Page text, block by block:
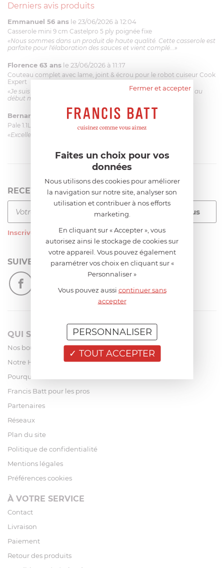
Derniers avis produits
Emmanuel 56 ans le 23/06/2026 à 12:04
Casserole mini 9 cm Castelpro 5 ply poignée fixe
«Nous sommes dans un produit de haute qualité. Cette casserole est
parfaite pour l'élaboration des sauces et vient complé...»
Florence 63 ans le 23/06/2026 à 11:17
Couteau complet avec lame, joint & écrou pour le robot cuiseur Cook
Expert
«Je suis satisfaite du couteau Magimix. L'écrou est un peu dur au
début mais ça le fait. La livraison a été très rapide. ...»
Bernard le 23/06/2026 à 09:43
Pale 1.1L pour Glacier Magimix 11031/121/123/124
«Excellent: produit et livraison»
RECEVEZ LA NEWSLETTER
Inscrivez-vous à notre newsletter
SUIVEZ-NOUS
QUI SOMMES-NOUS?
Nos boutiques
Notre Histoire
Pourquoi acheter chez Francis Batt ?
Francis Batt pour les pros
Partenaires
Réseaux
Plan du site
Politique de confidentialité
Mentions légales
Préférences cookies
À VOTRE SERVICE
Contact
Livraison
Paiement
Retour des produits
Fermer et accepter
Faites un choix pour vos
données
Nous utilisons des cookies pour améliorer
la navigation sur notre site, analyser son
utilisation et contribuer à nos efforts
marketing.
En cliquant sur « Accepter », vous
autorisez ainsi le stockage de cookies sur
votre appareil. Vous pouvez également
paramétrer vos choix en cliquant sur «
Personnaliser »
Vous pouvez aussi continuer sans
accepter
TOUT ACCEPTER
PERSONNALISER